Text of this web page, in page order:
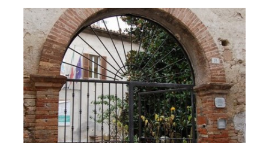
Entrata ex Palazzo Vitali-Frattola